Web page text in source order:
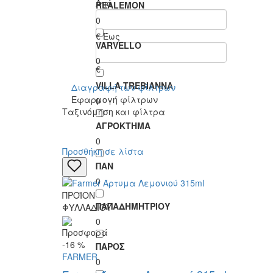
REALEMON
0
VARVELLO
0
VILLA TREBIANNA
0
ΑΓΡΟΚΤΗΜΑ
0
ΠΑΝ
0
ΠΑΠΑΔΗΜΗΤΡΙΟΥ
0
ΠΑΡΟΣ
0
Από
€Έως
€
Διαγραφή των φίλτρων
Εφαρμογή φίλτρων
Ταξινόμηση και φίλτρα
Προσθήκη σε λίστα
ΠΡΟΪΟΝ
ΦΥΛΛΑΔΙΟΥ
Προσφορά
-16 %
FARMER